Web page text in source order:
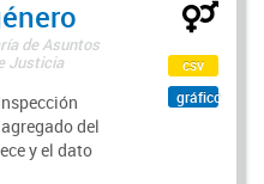
de Asuntos
Justicia
del
y el dato
csv
gráfico